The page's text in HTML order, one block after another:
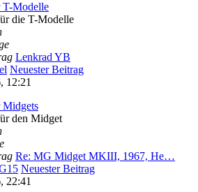
Modelle
die T-Modelle
Lenkrad YB
Neuester Beitrag
12:21
den Midget
Re: MG Midget MKIII, 1967, He…
Neuester Beitrag
22:41